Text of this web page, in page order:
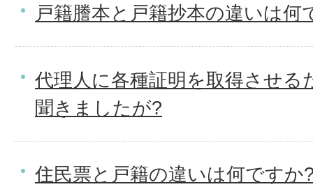
戸籍謄本と戸籍抄本の違いは何
代理人に各種証明を取得させる
聞きましたが?
住民票と戸籍の違いは何ですか